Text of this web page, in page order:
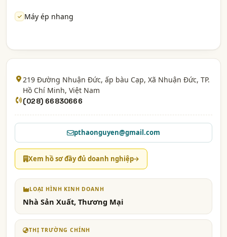
Máy ép nhang
219 Đường Nhuận Đức, ấp bàu Cạp, Xã Nhuận Đức, TP.
Hồ Chí Minh, Việt Nam
(028) 66830666
pthaonguyen@gmail.com
Xem hồ sơ đầy đủ doanh nghiệp
LOẠI HÌNH KINH DOANH
Nhà Sản Xuất, Thương Mại
THỊ TRƯỜNG CHÍNH